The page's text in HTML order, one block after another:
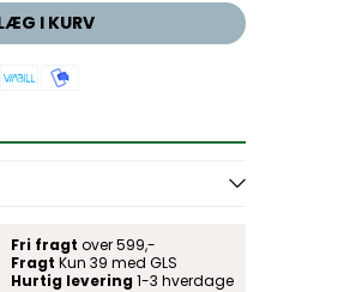
I KURV
Fri fragt over 599,-
Fragt Kun 39 med GLS
Hurtig levering 1-3 hverdage